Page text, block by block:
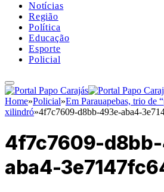
Notícias
Região
Política
Educação
Esporte
Policial
Home»Policial»Em Parauapebas, trio de
xilindró»4f7c7609-d8bb-493e-aba4-
4f7c7609-
aba4-